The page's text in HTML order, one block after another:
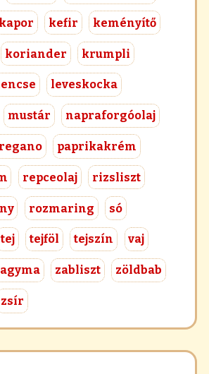
kapor kefir keményítő
koriander krumpli
leveskocka
mustár napraforgóolaj
paprikakrém
repceolaj rizsliszt
rozmaring só
tej tejföl tejszín vaj
zabliszt zöldbab
zsír